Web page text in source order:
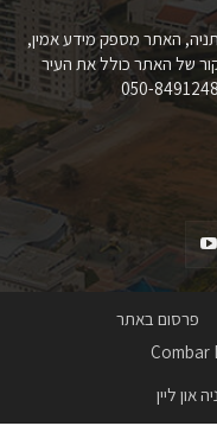
האתר מספק מידע אמין,
של האתר כולל את העיר
פרסום באתר
און ליין